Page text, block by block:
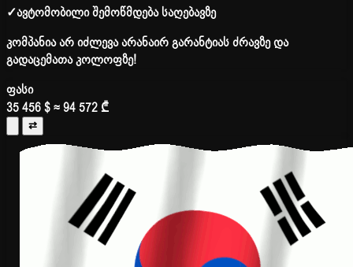
✓ავტომობილი შემოწმდება საღებავზე
კომპანია არ იძლევა არანაირ გარანტიას ძრავზე და
გადაცემათა კოლოფზე!
ფასი
35 456 $≈ 94 572 ₾
⇄